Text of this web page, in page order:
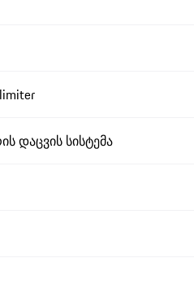
დაცვის სისტემა